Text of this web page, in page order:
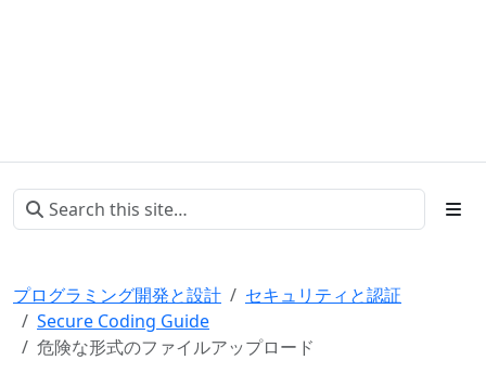
プログラミング開発と設計
セキュリティと認証
Secure Coding Guide
危険な形式のファイルアップロード